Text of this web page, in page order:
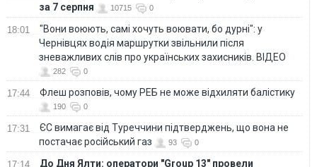
за 7 серпня
10715 0
18:01
"Вони воюють, самі хочуть воювати, бо дурні": у
Чернівцях водія маршрутки звільнили після
зневажливих слів про українських захисників. ВІДЕО
282 0
17:44 Флеш розповів, чому РЕБ не може відхиляти балістику
190 0
17:31
ЄС вимагає від Туреччини підтверджень, що вона не
постачає російський газ
93 0
17:14 До Дня Ялти: оператори "Group 13" провели